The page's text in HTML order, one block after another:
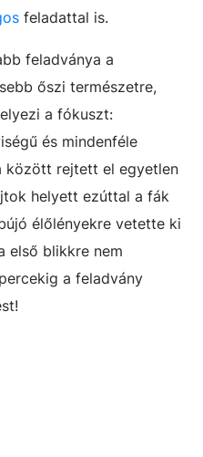
feladattal is.
feladványa a
őszi természetre,
a fókuszt:
és mindenféle
között rejtett el egyetlen
helyett ezúttal a fák
élőlényekre vetette ki
első blikkre nem
a feladvány